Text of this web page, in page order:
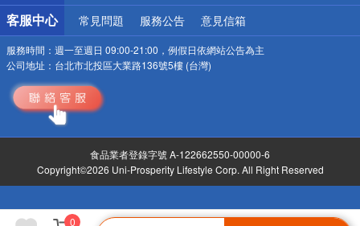
0
客服中心 常見問題 服務公告 意見信箱
服務時間： 週一至週日 09:00-21:00，例假日依網站公告為主
公司地址： 台北市北投區大業路136號5樓 (台灣)
食品業者登錄字號 A-122662550-00000-6
Copyright©2026 Uni-Prosperity Lifestyle Corp. All Right Reserved